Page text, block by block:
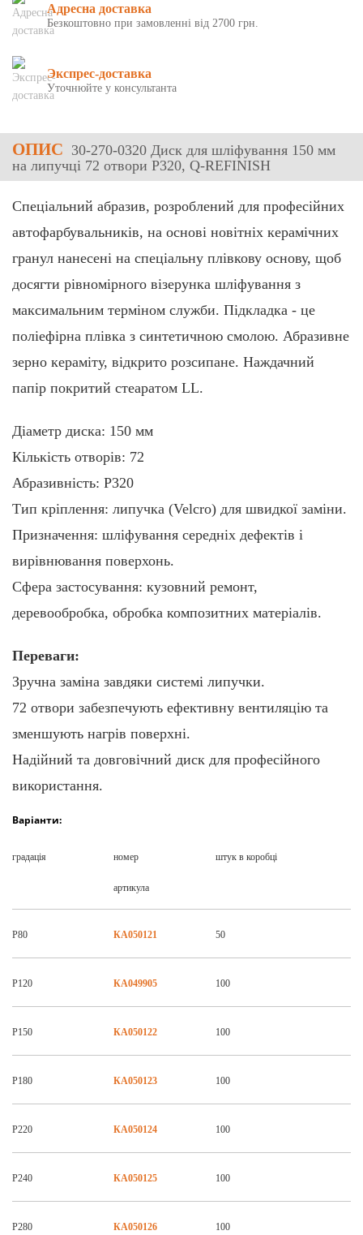
Адресна доставка
Безкоштовно при замовленні від 2700 грн.
Экспрес-доставка
Уточнюйте у консультанта
ОПИС 30-270-0320 Диск для шліфування 150 мм
на липучці 72 отвори P320, Q-REFINISH
Спеціальний абразив, розроблений для професійних
автофарбувальників, на основі новітніх керамічних
гранул нанесені на спеціальну плівкову основу, щоб
досягти рівномірного візерунка шліфування з
максимальним терміном служби. Підкладка - це
поліефірна плівка з синтетичною смолою. Абразивне
зерно кераміту, відкрито розсипане. Наждачний
папір покритий стеаратом LL.
Діаметр диска: 150 мм
Кількість отворів: 72
Абразивність: P320
Тип кріплення: липучка (Velcro) для швидкої заміни.
Призначення: шліфування середніх дефектів і
вирівнювання поверхонь.
Сфера застосування: кузовний ремонт,
деревообробка, обробка композитних матеріалів.
Переваги:
Зручна заміна завдяки системі липучки.
72 отвори забезпечують ефективну вентиляцію та
зменшують нагрів поверхні.
Надійний та довговічний диск для професійного
використання.
Варіанти:
градація номер
артикула
штук в коробці
Р80 КА050121 50
Р120 КА049905 100
Р150 КА050122 100
Р180 КА050123 100
Р220 КА050124 100
Р240 КА050125 100
Р280 КА050126 100